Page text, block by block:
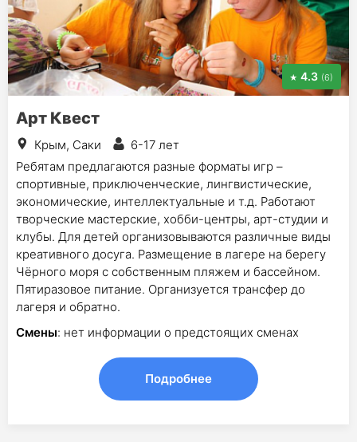
4.3 (6)
Арт Квест
Крым, Саки
6-17 лет
Ребятам предлагаются разные форматы игр –
спортивные, приключенческие, лингвистические,
экономические, интеллектуальные и т.д. Работают
творческие мастерские, хобби-центры, арт-студии и
клубы. Для детей организовываются различные виды
креативного досуга. Размещение в лагере на берегу
Чёрного моря с собственным пляжем и бассейном.
Пятиразовое питание. Организуется трансфер до
лагеря и обратно.
Смены: нет информации о предстоящих сменах
Подробнее